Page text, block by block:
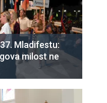
Mladifestu:
milost ne